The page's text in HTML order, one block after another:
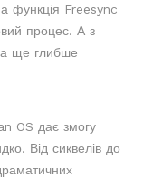
функція Freesync
процес. А з
ще глибше
OS дає змогу
Від сиквелів до